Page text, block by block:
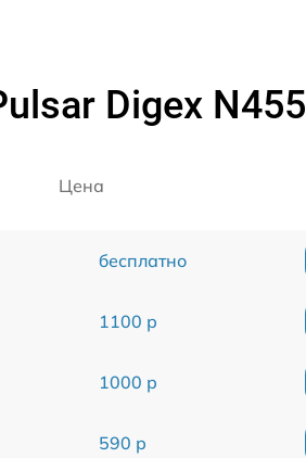
Digex N455
Цена
бесплатно
1100 р
1000 р
590 р